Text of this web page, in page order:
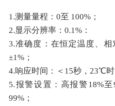
1.测量量程：0至 100%；
2.显示分辨率：0.1%：
3.准确度：在恒定温度、
±1%；
4.响应时间：＜15秒，23℃时
5.报警设置：高报警18%
99%；